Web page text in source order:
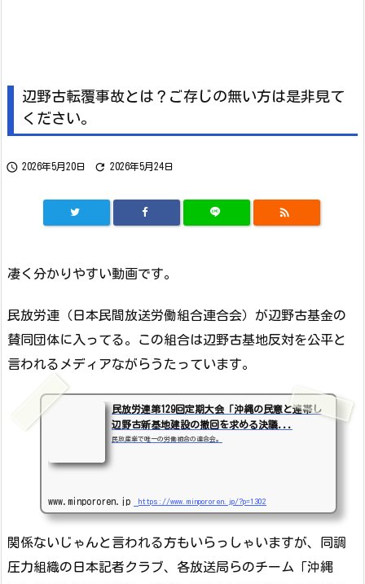
辺野古転覆事故とは？ご存じの無い方は是非見て
ください。
 2026年5月20日  2026年5月24日

凄く分かりやすい動画です。
民放労連（日本民間放送労働組合連合会）が辺野古基金の
賛同団体に入ってる。この組合は辺野古基地反対を公平と
言われるメディアながらうたっています。
民放労連第129回定期大会「沖縄の民意と連帯し
辺野古新基地建設の撤回を求める決議...
民放産業で唯一の労働組合の連合会。
www.minpororen.jp https://www.minpororen.jp/?p=1302
関係ないじゃんと言われる方もいらっしゃいますが、同調
圧力組織の日本記者クラブ、各放送局らのチーム「沖縄